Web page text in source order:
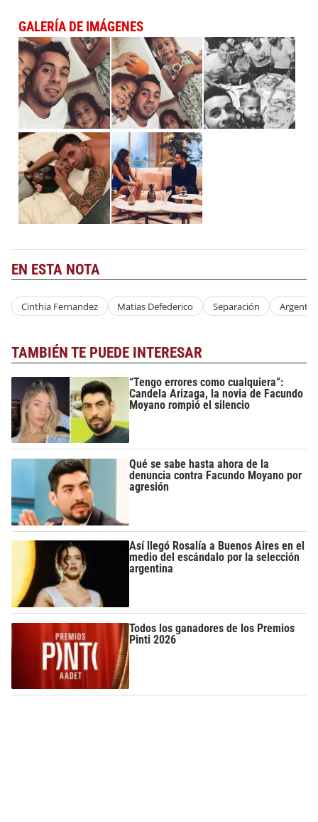
GALERÍA DE IMÁGENES
EN ESTA NOTA
Cinthia Fernandez Matias Defederico Separación
TAMBIÉN TE PUEDE INTERESAR
“Tengo errores como cualquiera”:
Candela Arizaga, la novia de Facundo
Moyano rompió el silencio
Qué se sabe hasta ahora de la
denuncia contra Facundo Moyano por
agresión
Así llegó Rosalía a Buenos Aires en el
medio del escándalo por la selección
argentina
Todos los ganadores de los Premios
Pinti 2026